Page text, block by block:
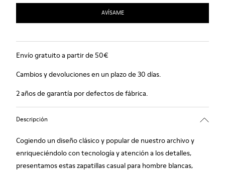
AVÍSAME
Envío gratuito a partir de 50€
Cambios y devoluciones en un plazo de 30 días.
2 años de garantía por defectos de fábrica.
Descripción
Cogiendo un diseño clásico y popular de nuestro archivo y
enriqueciéndolo con tecnología y atención a los detalles,
presentamos estas zapatillas casual para hombre blancas,